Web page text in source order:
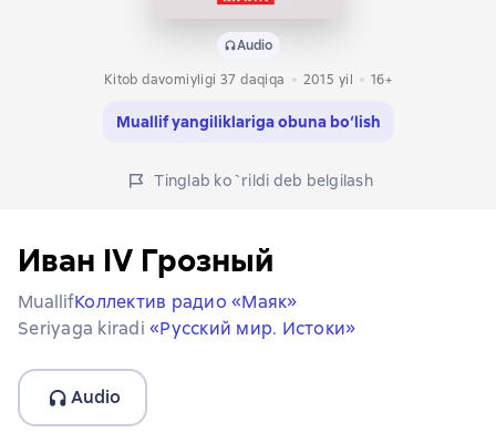
Audio
Kitob davomiyligi 37 daqiqa
2015 yil 16+
Muallif yangiliklariga obuna bo‘lish
Tinglab ko`rildi deb belgilash
Иван IV Грозный
MuallifКоллектив радио «Маяк»
Seriyaga kiradi «Русский мир. Истоки»
Audio